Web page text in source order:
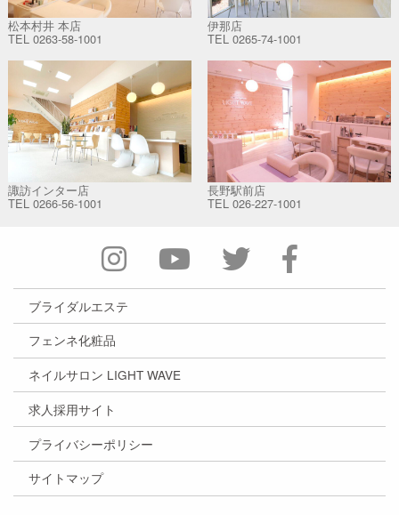
松本村井 本店
TEL 0263-58-1001
伊那店
TEL 0265-74-1001
諏訪インター店
TEL 0266-56-1001
長野駅前店
TEL 026-227-1001
ブライダルエステ
フェンネ化粧品
ネイルサロン LIGHT WAVE
求人採用サイト
プライバシーポリシー
サイトマップ